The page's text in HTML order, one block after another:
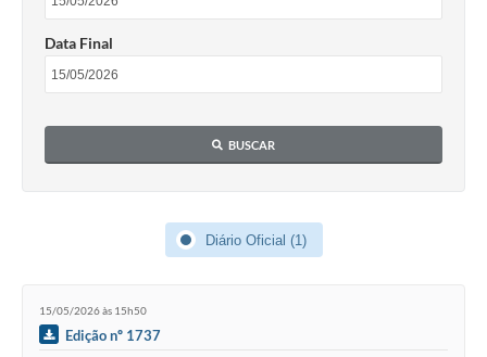
Data Final
BUSCAR
Diário Oficial (1)
15/05/2026 às 15h50
Edição nº 1737